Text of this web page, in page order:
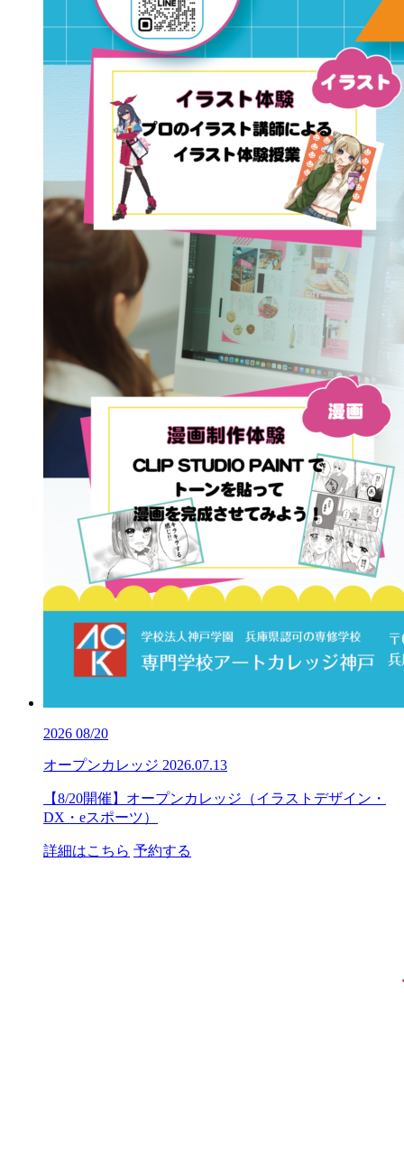
2026 08/20
オープンカレッジ 2026.07.13
【8/20開催】オープンカレッジ（イラストデザイン・
DX・eスポーツ）
詳細はこちら 予約する